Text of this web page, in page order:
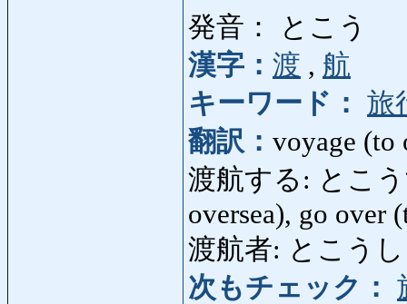
発音： とこう
漢字： 渡 , 航
キーワード： 旅
翻訳： voyage (to
渡航する: とこう
oversea), go over
渡航者: とこうし
次もチェック：